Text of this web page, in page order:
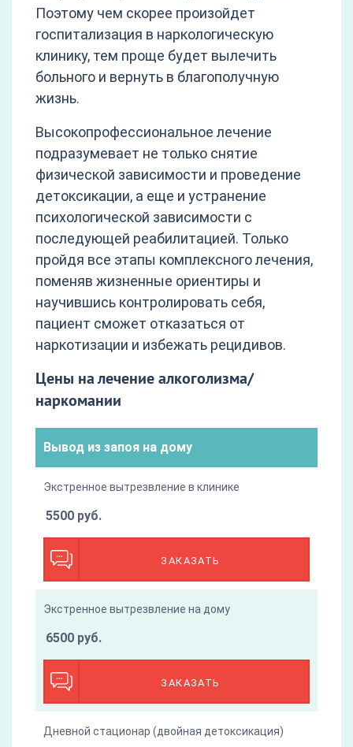
Поэтому чем скорее произойдет
госпитализация в наркологическую
клинику, тем проще будет вылечить
больного и вернуть в благополучную
жизнь.
Высокопрофессиональное лечение
подразумевает не только снятие
физической зависимости и проведение
детоксикации, а еще и устранение
психологической зависимости с
последующей реабилитацией. Только
пройдя все этапы комплексного лечения,
поменяв жизненные ориентиры и
научившись контролировать себя,
пациент сможет отказаться от
наркотизации и избежать рецидивов.
Цены на лечение алкоголизма/
наркомании
Вывод из запоя на дому
Экстренное вытрезвление в клинике
ЗАКАЗАТЬ
5500 руб.
Экстренное вытрезвление на дому
ЗАКАЗАТЬ
6500 руб.
Дневной стационар (двойная детоксикация)